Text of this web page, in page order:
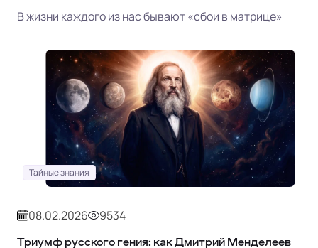
В жизни каждого из нас бывают «сбои в матрице»
Тайные знания
08.02.2026 9534
Триумф русского гения: как Дмитрий Менделеев